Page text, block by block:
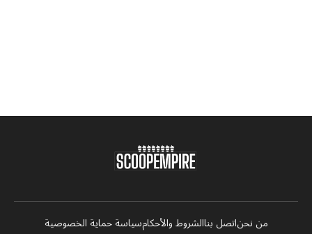
من نحناتصل بناالشروط والأحكامسياسة حماية الخصوصية